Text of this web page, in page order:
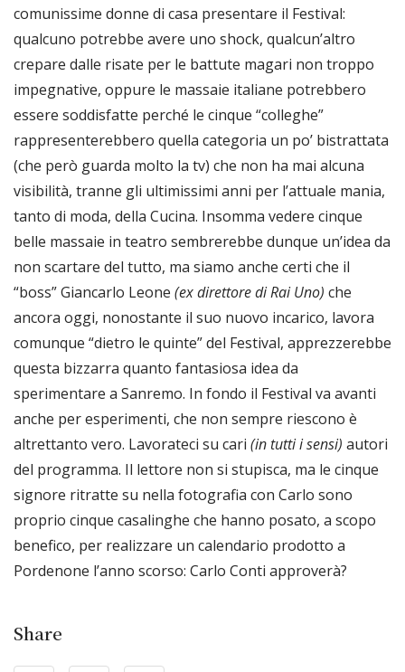
comunissime donne di casa presentare il Festival:
qualcuno potrebbe avere uno shock, qualcun’altro
crepare dalle risate per le battute magari non troppo
impegnative, oppure le massaie italiane potrebbero
essere soddisfatte perché le cinque “colleghe”
rappresenterebbero quella categoria un po’ bistrattata
(che però guarda molto la tv) che non ha mai alcuna
visibilità, tranne gli ultimissimi anni per l’attuale mania,
tanto di moda, della Cucina. Insomma vedere cinque
belle massaie in teatro sembrerebbe dunque un’idea da
non scartare del tutto, ma siamo anche certi che il
“boss” Giancarlo Leone (ex direttore di Rai Uno) che
ancora oggi, nonostante il suo nuovo incarico, lavora
comunque “dietro le quinte” del Festival, apprezzerebbe
questa bizzarra quanto fantasiosa idea da
sperimentare a Sanremo. In fondo il Festival va avanti
anche per esperimenti, che non sempre riescono è
altrettanto vero. Lavorateci su cari (in tutti i sensi) autori
del programma. Il lettore non si stupisca, ma le cinque
signore ritratte su nella fotografia con Carlo sono
proprio cinque casalinghe che hanno posato, a scopo
benefico, per realizzare un calendario prodotto a
Pordenone l’anno scorso: Carlo Conti approverà?
Share